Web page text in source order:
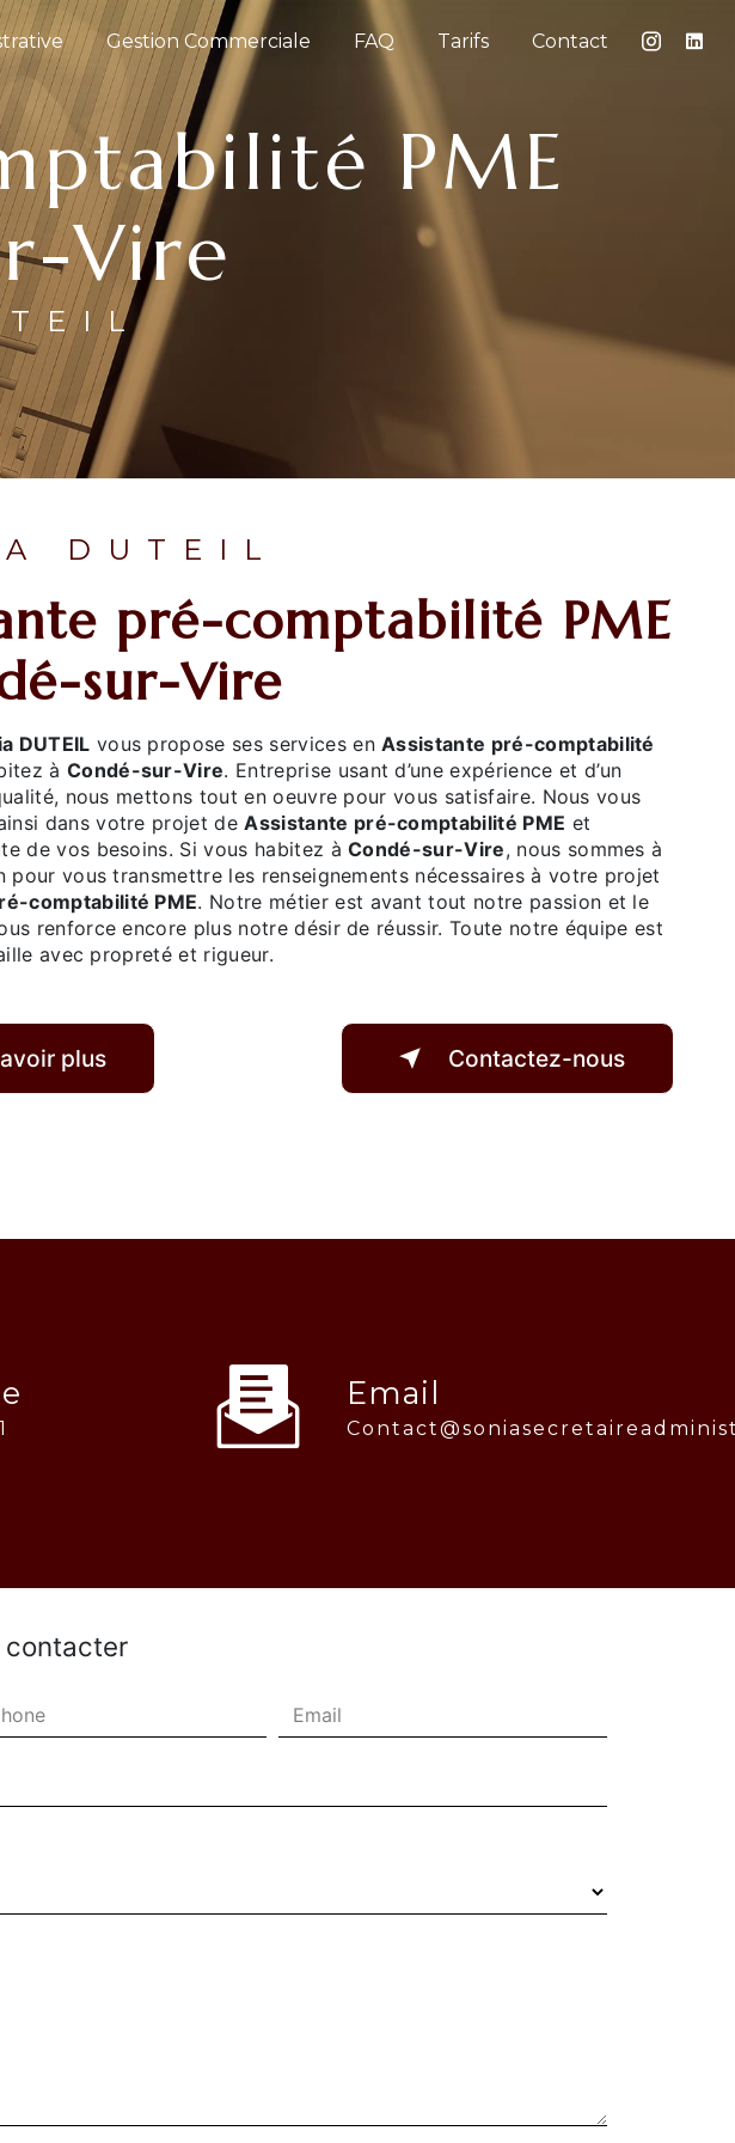
Gestion Commerciale FAQ Tarifs Contact
Vire
DUTEIL
sur-Vire
DUTEIL vous propose ses services enAssistante pré-comptabilité
à Condé-sur-Vire. Entreprise usant d’une expérience et d’un
nous mettons tout en oeuvre pour vous satisfaire. Nous vous
dans votre projet deAssistante pré-comptabilité PME et
de vos besoins. Si vous habitez àCondé-sur-Vire, nous sommes à
pour vous transmettre les renseignements nécessaires à votre projet
comptabilité PME. Notre métier est avant tout notre passion et le
renforce encore plus notre désir de réussir. Toute notre équipe est
avec propreté et rigueur.
plus Contactez-nous
Email
contacter